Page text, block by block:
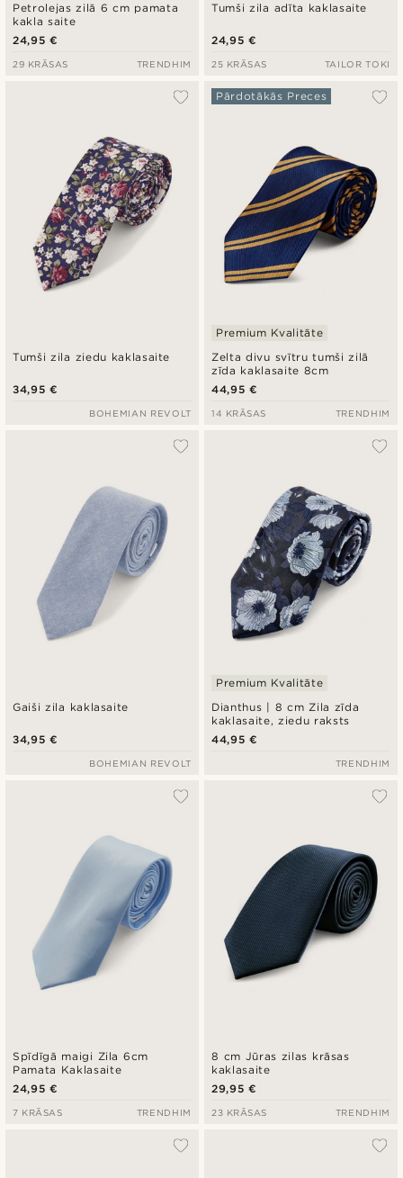
Petrolejas zilā 6 cm pamata
kakla saite
24,95 €
29 KRĀSAS TRENDHIM
Tumši zila adīta kaklasaite
24,95 €
25 KRĀSAS TAILOR TOKI
Tumši zila ziedu kaklasaite
34,95 €
BOHEMIAN REVOLT
Zelta divu svītru tumši zilā
zīda kaklasaite 8cm
Pārdotākās Preces
Premium Kvalitāte
44,95 €
14 KRĀSAS TRENDHIM
Gaiši zila kaklasaite
34,95 €
BOHEMIAN REVOLT
Dianthus | 8 cm Zila zīda
kaklasaite, ziedu raksts
Premium Kvalitāte
44,95 €
TRENDHIM
Spīdīgā maigi Zila 6cm
Pamata Kaklasaite
24,95 €
7 KRĀSAS TRENDHIM
8 cm Jūras zilas krāsas
kaklasaite
29,95 €
23 KRĀSAS TRENDHIM